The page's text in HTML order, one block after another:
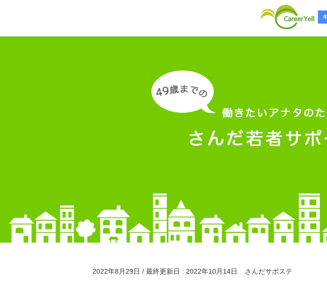
2022年8月29日 / 最終更新日 : 2022年10月14日 さんだサポステ